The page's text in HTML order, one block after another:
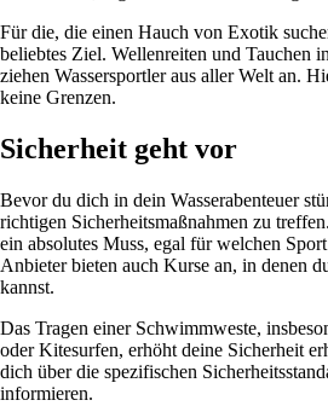
Für die, die einen Hauch von Exotik
beliebtes Ziel. Wellenreiten und Tauchen
ziehen Wassersportler aus aller Welt an.
keine Grenzen.
Sicherheit geht vor
Bevor du dich in dein Wasserabenteuer
richtigen Sicherheitsmaßnahmen zu
ein absolutes Muss, egal für welchen
Anbieter bieten auch Kurse an, in denen
kannst.
Das Tragen einer Schwimmweste,
oder Kitesurfen, erhöht deine Sicherheit
dich über die spezifischen
informieren.